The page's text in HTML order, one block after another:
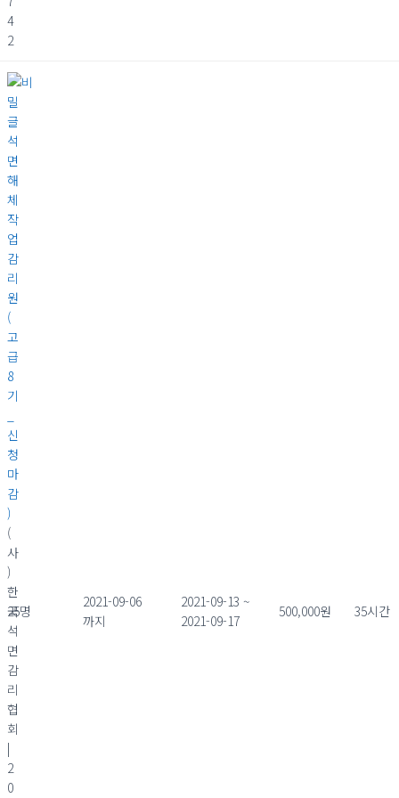
4
2
석
면
해
체
작
업
감
리
원
(
고
급
8
기
신
청
마
감
)
(
사
)
한
국
석
면
감
리
협
회
|
2
0
25명
2021-09-06
까지
2021-09-13 ~
2021-09-17
500,000원 35시간